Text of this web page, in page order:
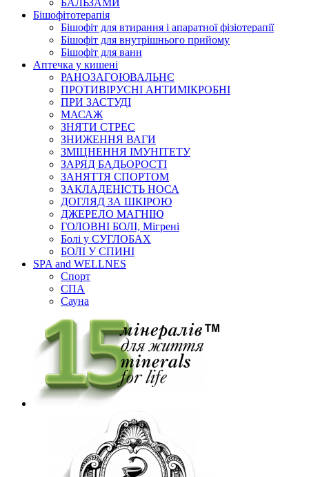
БАЛЬЗАМИ
Бішофітотерапія
Бішофіт для втирання і апаратної фізіотерапії
Бішофіт для внутрішнього прийому
Бішофіт для ванн
Аптечка у кишені
РАНОЗАГОЮВАЛЬНЄ
ПРОТИВІРУСНІ АНТИМІКРОБНІ
ПРИ ЗАСТУДІ
МАСАЖ
ЗНЯТИ СТРЕС
ЗНИЖЕННЯ ВАГИ
ЗМІЦНЕННЯ ІМУНІТЕТУ
ЗАРЯД БАДЬОРОСТІ
ЗАНЯТТЯ СПОРТОМ
ЗАКЛАДЕНІСТЬ НОСА
ДОГЛЯД ЗА ШКІРОЮ
ДЖЕРЕЛО МАГНІЮ
ГОЛОВНІ БОЛІ, Мігрені
Болі у СУГЛОБАХ
БОЛІ У СПИНІ
SPA and WELLNES
Спорт
СПА
Сауна